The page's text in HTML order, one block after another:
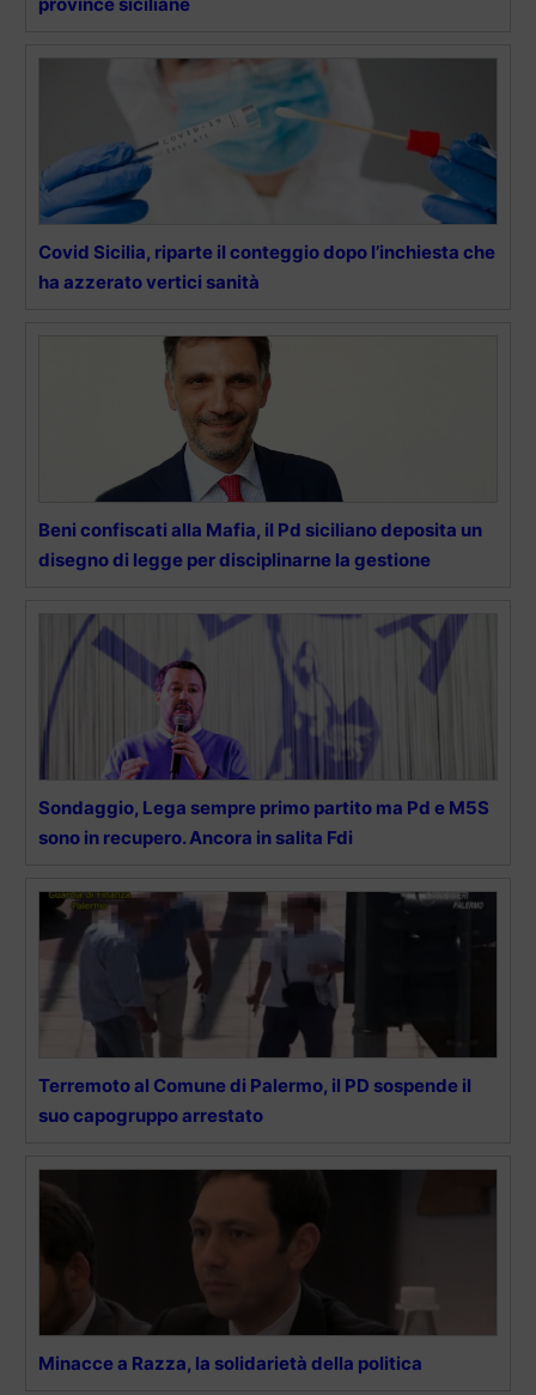
province siciliane
Covid Sicilia, riparte il conteggio dopo l’inchiesta che
ha azzerato vertici sanità
Beni confiscati alla Mafia, il Pd siciliano deposita un
disegno di legge per disciplinarne la gestione
Sondaggio, Lega sempre primo partito ma Pd e M5S
sono in recupero. Ancora in salita Fdi
Terremoto al Comune di Palermo, il PD sospende il
suo capogruppo arrestato
Minacce a Razza, la solidarietà della politica